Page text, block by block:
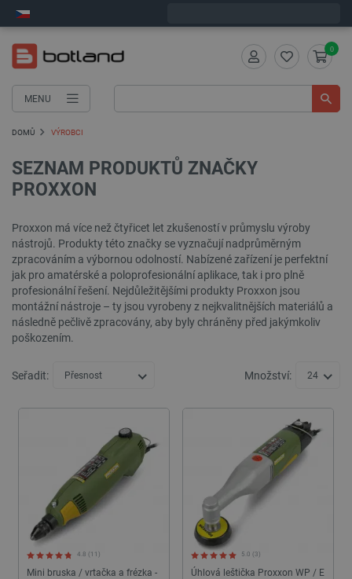
MENU
0
DOMŮ VÝROBCI
SEZNAM PRODUKTŮ ZNAČKY
PROXXON
Proxxon má více než čtyřicet let zkušeností v průmyslu výroby
nástrojů. Produkty této značky se vyznačují nadprůměrným
zpracováním a výbornou odolností. Nabízené zařízení je perfektní
jak pro amatérské a poloprofesionální aplikace, tak i pro plně
profesionální řešení. Nejdůležitějšími produkty Proxxon jsou
montážní nástroje – ty jsou vyrobeny z nejkvalitnějších materiálů a
následně pečlivě zpracovány, aby byly chráněny před jakýmkoliv
poškozením.
Seřadit: Přesnost Množství: 24
Mini bruska / vrtačka a frézka -
4.8 (11)
Úhlová leštička Proxxon WP / E
5.0 (3)